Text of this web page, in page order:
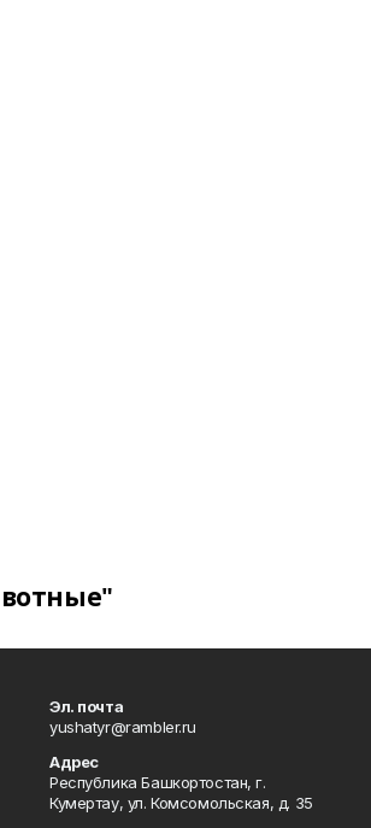
Эл. почта
yushatyr@rambler.ru
Адрес
Республика Башкортостан, г.
Кумертау, ул. Комсомольская, д. 35